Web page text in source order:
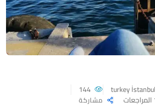
مشاركة